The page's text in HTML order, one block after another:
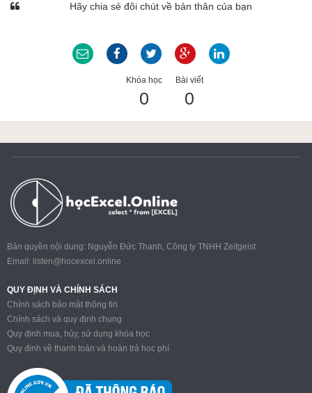
Google Sheet
MOS
Power BI
Hãy chia sẻ đôi chút về bản thân của bạn
Khóa học
0
Bài viết
0
Bản quyền nội dung: Nguyễn Đức Thanh, Công ty TNHH Zeitgeist
Email: listen@hocexcel.online
QUY ĐỊNH VÀ CHÍNH SÁCH
Chính sách bảo mật thông tin
Chính sách và quy định chung
Quy định mua, hủy, sử dụng khóa học
Quy định về thanh toán và hoàn trả học phí